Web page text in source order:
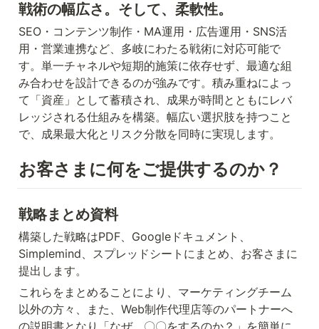
戦術の幅広さ。そして、柔軟性。
SEO・コンテンツ制作・MA運用・広告運用・SNS活
用・営業連携など、多岐にわたる戦術に対応可能で
す。単一チャネルや短期的施策に依存せず、最適な組
み合わせを設計できるのが強みです。積み重ねによっ
て「資産」として蓄積され、成果が時間とともにレバ
レッジされる仕組みを構築。幅広い選択肢を持つこと
で、成果最大化とリスク分散を同時に実現します。
お客さまに何をご提供するのか？
戦略まとめ資料
構築した戦略はPDF、Googleドキュメント、
Simplemind、スプレッドシートにまとめ、お客さまに
提出します。
これらをまとめることにより、マーケティングチーム
以外の方々、また、Web制作代理店等のパートナーへ
の説明書となり「なぜ、〇〇をするのか？」を簡単に